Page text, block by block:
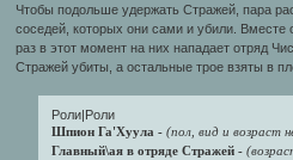
Чтобы подольше удержать Стражей, пара
соседей, которых они сами и убили. Вместе
раз в этот момент на них нападает отряд
Стражей убиты, а остальные трое взяты в
Роли|Роли
Шпион Га'Хуула - (пол, вид и возраст
Главный\ая в отряде Стражей -